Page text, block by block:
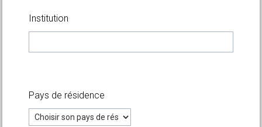
Institution
Pays de résidence